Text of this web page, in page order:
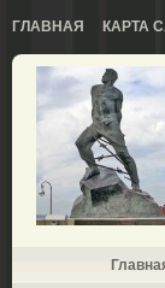
ГЛАВНАЯ КАРТА